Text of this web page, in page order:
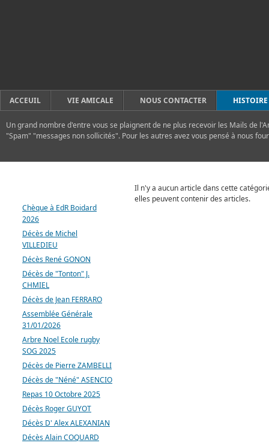
ACCEUIL VIE AMICALE NOUS CONTACTER
Un grand nombre d'entre vous se plaignent de ne plus recevoir les Mails de
"Spam" "messages non sollicités". Pour les autres avez vous pensé à nous
Il n'y a aucun article dans cette
elles peuvent contenir des articles.
Chèque à EdR Boidard
2026
Décès de Michel
VILLEDIEU
Décès René GONON
Décès de "Tonton" J.
CHMIEL
Décès de Jean FERRARO
Assemblée Générale
31/01/2026
Arbre Noel Ecole rugby
SOG 2025
Décès de Pierre ZAMBELLI
Décès de "Néné" ASENCIO
Repas 10 Octobre 2025
Décès Roger GUYOT
Décès D' Alex ALEXANIAN
Décès Alain COQUARD